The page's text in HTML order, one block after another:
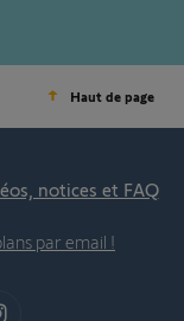
Haut de page
notices et FAQ
par email !